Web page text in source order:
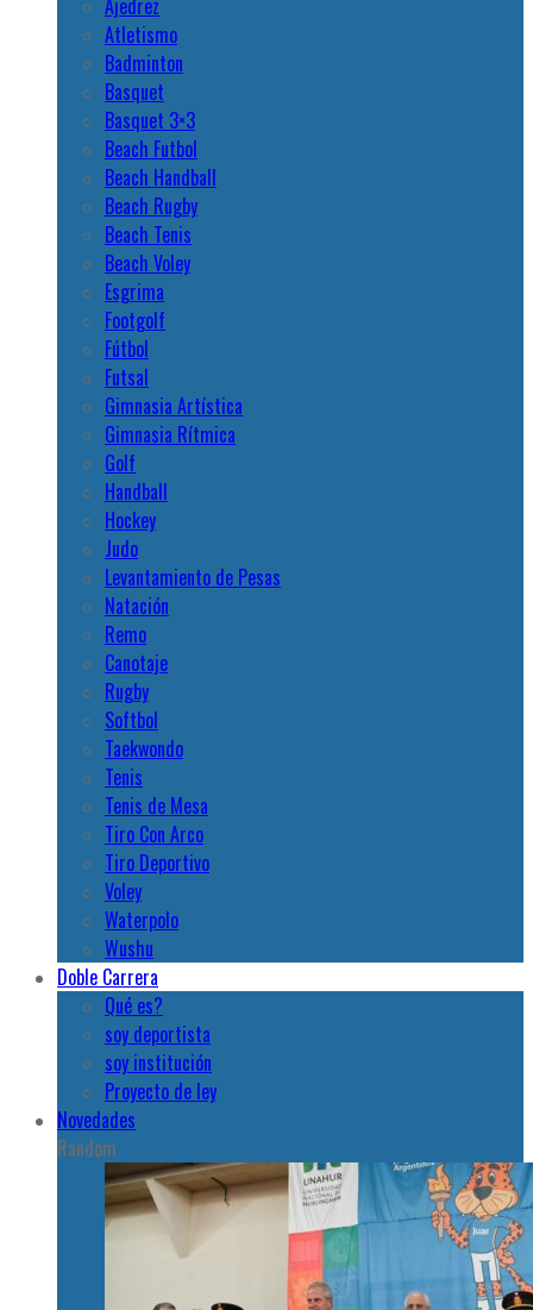
Ajedrez
Atletismo
Badminton
Basquet
Basquet 3×3
Beach Futbol
Beach Handball
Beach Rugby
Beach Tenis
Beach Voley
Esgrima
Footgolf
Fútbol
Futsal
Gimnasia Artística
Gimnasia Rítmica
Golf
Handball
Hockey
Judo
Levantamiento de Pesas
Natación
Remo
Canotaje
Rugby
Softbol
Taekwondo
Tenis
Tenis de Mesa
Tiro Con Arco
Tiro Deportivo
Voley
Waterpolo
Wushu
Doble Carrera
Qué es?
soy deportista
soy institución
Proyecto de ley
Novedades
Random